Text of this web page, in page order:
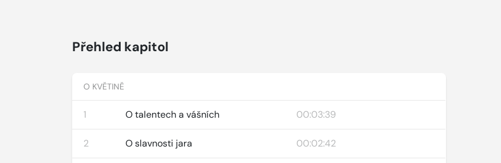
Přehled kapitol
O KVĚTINĚ
1 O talentech a vášních 00:03:39
2 O slavnosti jara 00:02:42